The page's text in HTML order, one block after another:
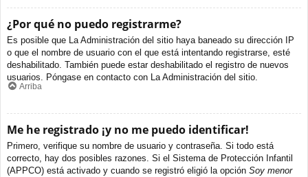
¿Por qué no puedo registrarme?
Es posible que La Administración del sitio haya baneado su dirección IP
o que el nombre de usuario con el que está intentando registrarse, esté
deshabilitado. También puede estar deshabilitado el registro de nuevos
usuarios. Póngase en contacto con La Administración del sitio.
Arriba
Me he registrado ¡y no me puedo identificar!
Primero, verifique su nombre de usuario y contraseña. Si todo está
correcto, hay dos posibles razones. Si el Sistema de Protección Infantil
(APPCO) está activado y cuando se registró eligió la opción Soy menor